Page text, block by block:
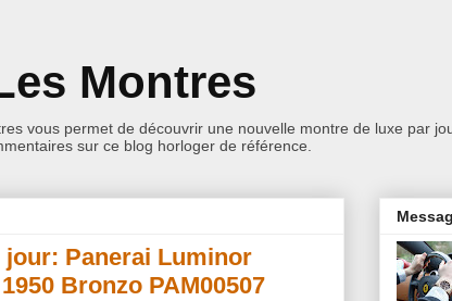
Montres
vous permet de découvrir une nouvelle montre de luxe par
sur ce blog horloger de référence.
jour: Panerai Luminor
Bronzo PAM00507